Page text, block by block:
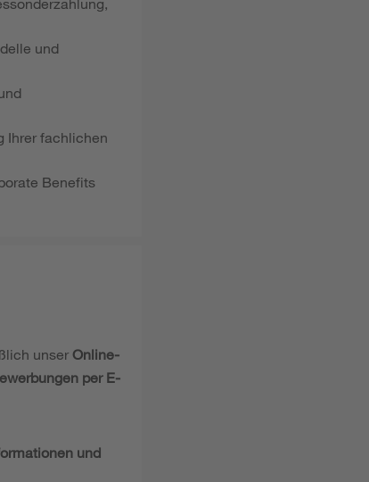
und
Ihrer fachlichen
Benefits
unser Online-
per E-
und